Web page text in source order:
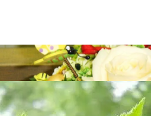
Способ Дарить Цветы:
С Доставкой В Москве